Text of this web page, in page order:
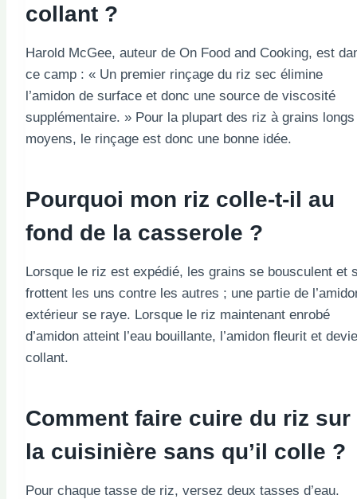
collant ?
Harold McGee, auteur de On Food and Cooking, est
ce camp : « Un premier rinçage du riz sec élimine
l’amidon de surface et donc une source de viscosité
supplémentaire. » Pour la plupart des riz à grains
moyens, le rinçage est donc une bonne idée.
Pourquoi mon riz colle-t-il au
fond de la casserole ?
Lorsque le riz est expédié, les grains se bousculent et
frottent les uns contre les autres ; une partie de
extérieur se raye. Lorsque le riz maintenant enrobé
d’amidon atteint l’eau bouillante, l’amidon fleurit et
collant.
Comment faire cuire du riz sur
la cuisinière sans qu’il colle ?
Pour chaque tasse de riz, versez deux tasses d’eau.